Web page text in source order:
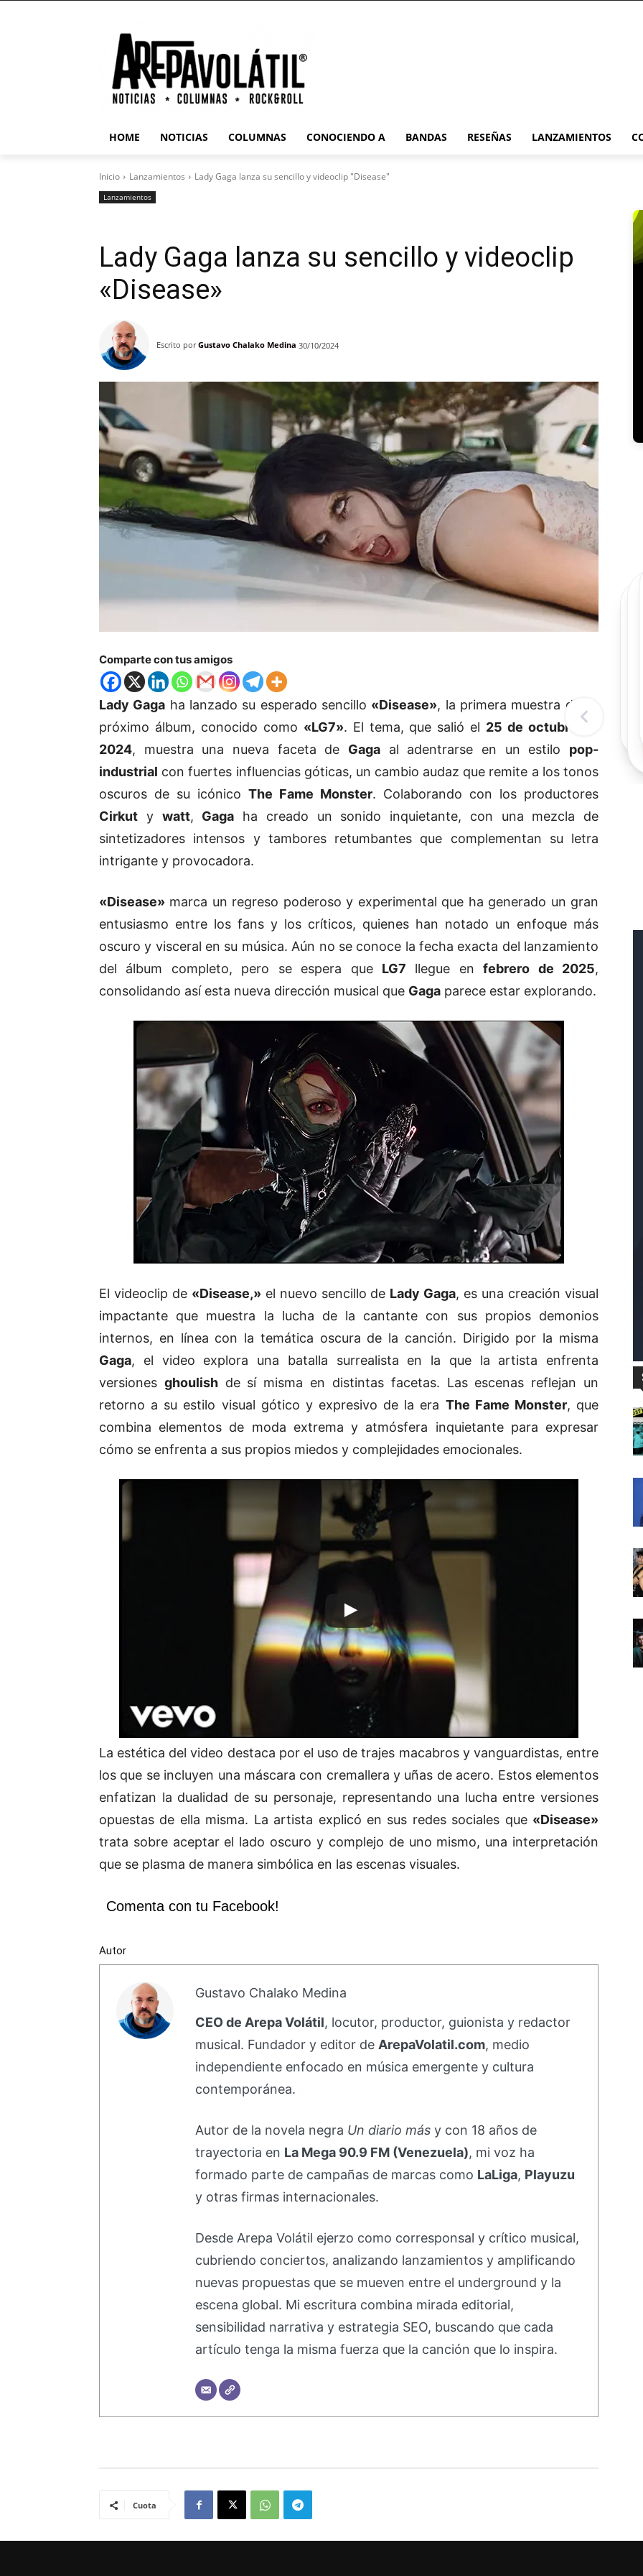
HOME NOTICIAS COLUMNAS CONOCIENDO A BANDAS RESEÑAS LANZAMIENTOS
Inicio Lanzamientos Lady Gaga lanza su sencillo y videoclip "Disease"
Lanzamientos
Lady Gaga lanza su sencillo y videoclip
«Disease»
Escrito por Gustavo Chalako Medina 30/10/2024
Comparte con tus amigos
Lady Gaga ha lanzado su esperado sencillo «Disease», la primera muestra de su
próximo álbum, conocido como «LG7». El tema, que salió el 25 de octubre de
2024, muestra una nueva faceta de Gaga al adentrarse en un estilo pop-
industrial con fuertes influencias góticas, un cambio audaz que remite a los tonos
oscuros de su icónico The Fame Monster. Colaborando con los productores
Cirkut y watt, Gaga ha creado un sonido inquietante, con una mezcla de
sintetizadores intensos y tambores retumbantes que complementan su letra
intrigante y provocadora.
«Disease» marca un regreso poderoso y experimental que ha generado un gran
entusiasmo entre los fans y los críticos, quienes han notado un enfoque más
oscuro y visceral en su música. Aún no se conoce la fecha exacta del lanzamiento
del álbum completo, pero se espera que LG7 llegue enfebrero de 2025,
consolidando así esta nueva dirección musical que Gaga parece estar explorando.
El videoclip de «Disease,»el nuevo sencillo de Lady Gaga, es una creación visual
impactante que muestra la lucha de la cantante con sus propios demonios
internos, en línea con la temática oscura de la canción. Dirigido por la misma
Gaga, el video explora una batalla surrealista en la que la artista enfrenta
versiones ghoulishde sí misma en distintas facetas. Las escenas reflejan un
retorno a su estilo visual gótico y expresivo de la era The Fame Monster, que
combina elementos de moda extrema y atmósfera inquietante para expresar
cómo se enfrenta a sus propios miedos y complejidades emocionales.
La estética del video destaca por el uso de trajes macabros y vanguardistas, entre
los que se incluyen una máscara con cremallera y uñas de acero. Estos elementos
enfatizan la dualidad de su personaje, representando una lucha entre versiones
opuestas de ella misma. La artista explicó en sus redes sociales que «Disease»
trata sobre aceptar el lado oscuro y complejo de uno mismo, una interpretación
que se plasma de manera simbólica en las escenas visuales.
Comenta con tu Facebook!
Autor
Gustavo Chalako Medina
CEO de Arepa Volátil, locutor, productor, guionista y redactor
musical. Fundador y editor de ArepaVolatil.com, medio
independiente enfocado en música emergente y cultura
contemporánea.
Autor de la novela negra Un diario másy con 18 años de
trayectoria en La Mega 90.9 FM (Venezuela), mi voz ha
formado parte de campañas de marcas como LaLiga, Playuzu
y otras firmas internacionales.
Desde Arepa Volátil ejerzo como corresponsal y crítico musical,
cubriendo conciertos, analizando lanzamientos y amplificando
nuevas propuestas que se mueven entre el underground y la
escena global. Mi escritura combina mirada editorial,
sensibilidad narrativa y estrategia SEO, buscando que cada
artículo tenga la misma fuerza que la canción que lo inspira.
Cuota